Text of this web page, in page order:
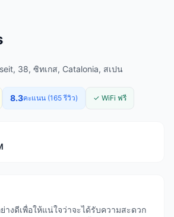
38, ซิทเกส, Catalonia, สเปน
8.3คะแนน (165 รีวิว) ✓ WiFi ฟรี
างดีเพื่อให้แน่ใจว่าจะได้รับความสะดวก